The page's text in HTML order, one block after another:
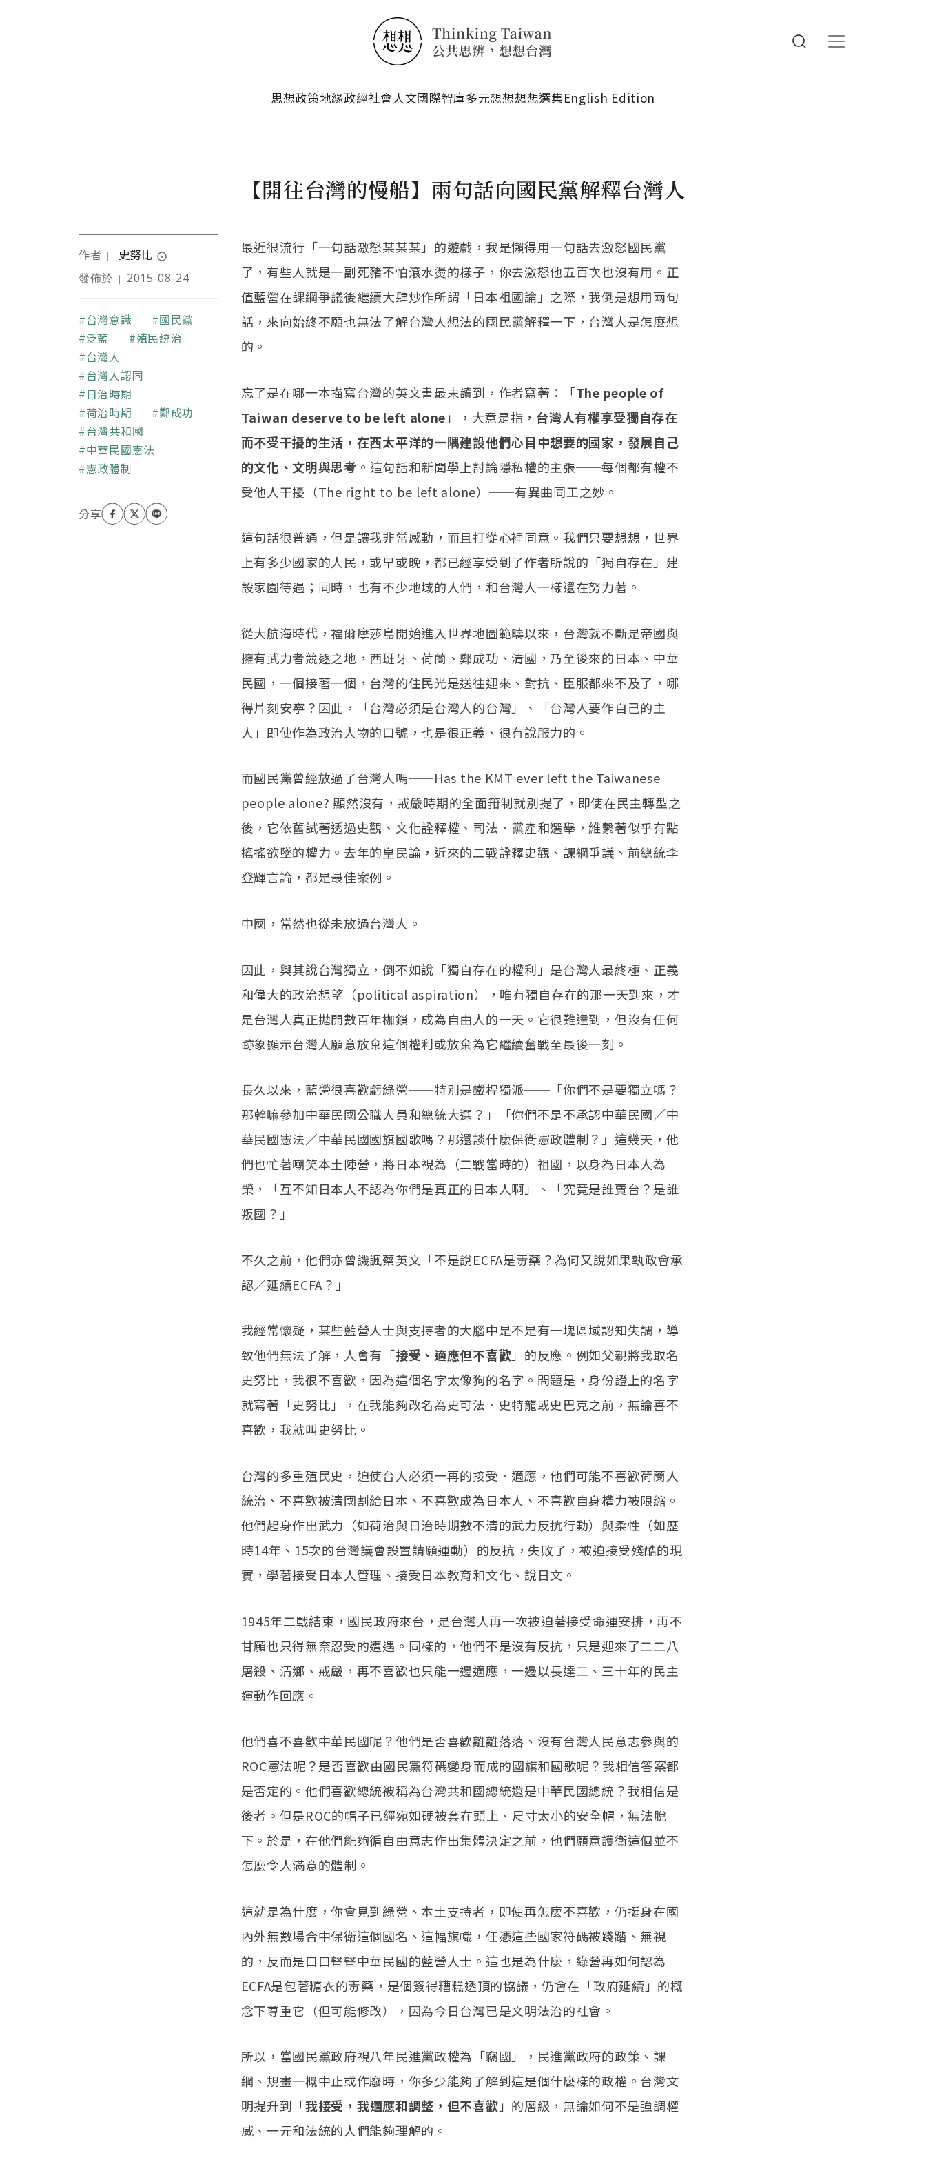
思想政策地緣政經社會人文國際智庫多元想想想想選集English Edition
【開往台灣的慢船】兩句話向國民黨解釋台灣人
作者 ｜ 史努比 expand_circle_down
本文作者為前媒體工作
一點點，相信真理經常在
兩端之中靠左一點點，相
信台灣人只要努力多一點
點。
發佈於 ｜ 2015-08-24
關鍵字
台灣意識
國民黨
泛藍
殖民統治
台灣人
台灣人認同
日治時期
荷治時期
鄭成功
台灣共和國
中華民國憲法
憲政體制
最近很流行「一句話激怒某某某」的遊戲，我是懶得用一句話去激怒國民黨
了，有些人就是一副死豬不怕滾水燙的樣子，你去激怒他五百次也沒有用。正
值藍營在課綱爭議後繼續大肆炒作所謂「日本祖國論」之際，我倒是想用兩句
話，來向始終不願也無法了解台灣人想法的國民黨解釋一下，台灣人是怎麼想
的。
忘了是在哪一本描寫台灣的英文書最末讀到，作者寫著：「The people of
Taiwan deserve to be left alone 」，大意是指， 台灣人有權享受獨自存在
而不受干擾的生活，在西太平洋的一隅建設他們心目中想要的國家，發展自己
的文化、文明與思考 。這句話和新聞學上討論隱私權的主張──每個都有權不
受他人干擾（The right to be left alone）──有異曲同工之妙。
這句話很普通，但是讓我非常感動，而且打從心裡同意。我們只要想想，世界
上有多少國家的人民，或早或晚，都已經享受到了作者所說的「獨自存在」建
設家園待遇；同時，也有不少地域的人們，和台灣人一樣還在努力著。
從大航海時代，福爾摩莎島開始進入世界地圖範疇以來，台灣就不斷是帝國與
擁有武力者競逐之地，西班牙、荷蘭、鄭成功、清國，乃至後來的日本、中華
民國，一個接著一個，台灣的住民光是送往迎來、對抗、臣服都來不及了，哪
得片刻安寧？因此，「台灣必須是台灣人的台灣」、「台灣人要作自己的主
人」即使作為政治人物的口號，也是很正義、很有說服力的。
而國民黨曾經放過了台灣人嗎──Has the KMT ever left the Taiwanese
people alone? 顯然沒有，戒嚴時期的全面箝制就別提了，即使在民主轉型之
後，它依舊試著透過史觀、文化詮釋權、司法、黨產和選舉，維繫著似乎有點
搖搖欲墜的權力。去年的皇民論，近來的二戰詮釋史觀、課綱爭議、前總統李
登輝言論，都是最佳案例。
中國，當然也從未放過台灣人。
因此，與其說台灣獨立，倒不如說「獨自存在的權利」是台灣人最終極、正義
和偉大的政治想望（political aspiration），唯有獨自存在的那一天到來，才
是台灣人真正拋開數百年枷鎖，成為自由人的一天。它很難達到，但沒有任何
跡象顯示台灣人願意放棄這個權利或放棄為它繼續奮戰至最後一刻。
長久以來，藍營很喜歡虧綠營──特別是鐵桿獨派──「你們不是要獨立嗎？
那幹嘛參加中華民國公職人員和總統大選？」「你們不是不承認中華民國／中
華民國憲法／中華民國國旗國歌嗎？那還談什麼保衛憲政體制？」這幾天，他
們也忙著嘲笑本土陣營，將日本視為（二戰當時的）祖國，以身為日本人為
榮，「互不知日本人不認為你們是真正的日本人啊」、「究竟是誰賣台？是誰
叛國？」
不久之前，他們亦曾譏諷蔡英文「不是說ECFA是毒藥？為何又說如果執政會承
認／延續ECFA？」
我經常懷疑，某些藍營人士與支持者的大腦中是不是有一塊區域認知失調，導
致他們無法了解，人會有「接受、適應但不喜歡」的反應。例如父親將我取名
史努比，我很不喜歡，因為這個名字太像狗的名字。問題是，身份證上的名字
就寫著「史努比」，在我能夠改名為史可法、史特龍或史巴克之前，無論喜不
喜歡，我就叫史努比。
台灣的多重殖民史，迫使台人必須一再的接受、適應，他們可能不喜歡荷蘭人
統治、不喜歡被清國割給日本、不喜歡成為日本人、不喜歡自身權力被限縮。
他們起身作出武力（如荷治與日治時期數不清的武力反抗行動）與柔性（如歷
時14年、15次的台灣議會設置請願運動）的反抗，失敗了，被迫接受殘酷的現
實，學著接受日本人管理、接受日本教育和文化、說日文。
1945年二戰結束，國民政府來台，是台灣人再一次被迫著接受命運安排，再不
甘願也只得無奈忍受的遭遇。同樣的，他們不是沒有反抗，只是迎來了二二八
屠殺、清鄉、戒嚴，再不喜歡也只能一邊適應，一邊以長達二、三十年的民主
運動作回應。
他們喜不喜歡中華民國呢？他們是否喜歡離離落落、沒有台灣人民意志參與的
ROC憲法呢？是否喜歡由國民黨符碼變身而成的國旗和國歌呢？我相信答案都
是否定的。他們喜歡總統被稱為台灣共和國總統還是中華民國總統？我相信是
後者。但是ROC的帽子已經宛如硬被套在頭上、尺寸太小的安全帽，無法脫
下。於是，在他們能夠循自由意志作出集體決定之前，他們願意護衛這個並不
怎麼令人滿意的體制。
這就是為什麼，你會見到綠營、本土支持者，即使再怎麼不喜歡，仍挺身在國
內外無數場合中保衛這個國名、這幅旗幟，任憑這些國家符碼被踐踏、無視
的，反而是口口聲聲中華民國的藍營人士。這也是為什麼，綠營再如何認為
ECFA是包著糖衣的毒藥，是個簽得糟糕透頂的協議，仍會在「政府延續」的概
念下尊重它（但可能修改），因為今日台灣已是文明法治的社會。
所以，當國民黨政府視八年民進黨政權為「竊國」，民進黨政府的政策、課
綱、規畫一概中止或作廢時，你多少能夠了解到這是個什麼樣的政權。台灣文
明提升到「我接受，我適應和調整，但不喜歡」的層級，無論如何不是強調權
威、一元和法統的人們能夠理解的。